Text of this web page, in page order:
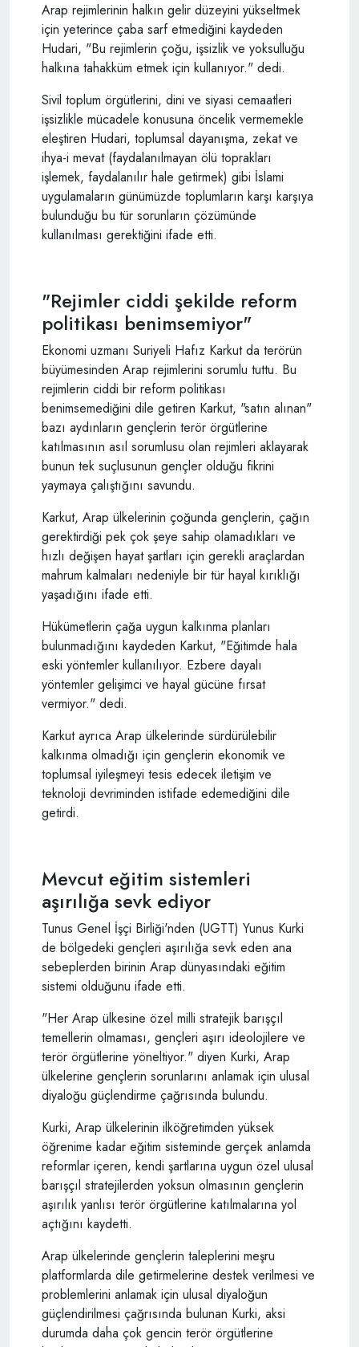
Arap rejimlerinin halkın gelir düzeyini yükseltmek
için yeterince çaba sarf etmediğini kaydeden
Hudari, "Bu rejimlerin çoğu, işsizlik ve yoksulluğu
halkına tahakküm etmek için kullanıyor." dedi.
Sivil toplum örgütlerini, dini ve siyasi cemaatleri
işsizlikle mücadele konusuna öncelik vermemekle
eleştiren Hudari, toplumsal dayanışma, zekat ve
ihya-i mevat (faydalanılmayan ölü toprakları
işlemek, faydalanılır hale getirmek) gibi İslami
uygulamaların günümüzde toplumların karşı karşıya
bulunduğu bu tür sorunların çözümünde
kullanılması gerektiğini ifade etti.
"Rejimler ciddi şekilde reform
politikası benimsemiyor"
Ekonomi uzmanı Suriyeli Hafız Karkut da terörün
büyümesinden Arap rejimlerini sorumlu tuttu. Bu
rejimlerin ciddi bir reform politikası
benimsemediğini dile getiren Karkut, "satın alınan"
bazı aydınların gençlerin terör örgütlerine
katılmasının asıl sorumlusu olan rejimleri aklayarak
bunun tek suçlusunun gençler olduğu fikrini
yaymaya çalıştığını savundu.
Karkut, Arap ülkelerinin çoğunda gençlerin, çağın
gerektirdiği pek çok şeye sahip olamadıkları ve
hızlı değişen hayat şartları için gerekli araçlardan
mahrum kalmaları nedeniyle bir tür hayal kırıklığı
yaşadığını ifade etti.
Hükümetlerin çağa uygun kalkınma planları
bulunmadığını kaydeden Karkut, "Eğitimde hala
eski yöntemler kullanılıyor. Ezbere dayalı
yöntemler gelişimci ve hayal gücüne fırsat
vermiyor." dedi.
Karkut ayrıca Arap ülkelerinde sürdürülebilir
kalkınma olmadığı için gençlerin ekonomik ve
toplumsal iyileşmeyi tesis edecek iletişim ve
teknoloji devriminden istifade edemediğini dile
getirdi.
Mevcut eğitim sistemleri
aşırılığa sevk ediyor
Tunus Genel İşçi Birliği'nden (UGTT) Yunus Kurki
de bölgedeki gençleri aşırılığa sevk eden ana
sebeplerden birinin Arap dünyasındaki eğitim
sistemi olduğunu ifade etti.
"Her Arap ülkesine özel milli stratejik barışçıl
temellerin olmaması, gençleri aşırı ideolojilere ve
terör örgütlerine yöneltiyor." diyen Kurki, Arap
ülkelerine gençlerin sorunlarını anlamak için ulusal
diyaloğu güçlendirme çağrısında bulundu.
Kurki, Arap ülkelerinin ilköğretimden yüksek
öğrenime kadar eğitim sisteminde gerçek anlamda
reformlar içeren, kendi şartlarına uygun özel ulusal
barışçıl stratejilerden yoksun olmasının gençlerin
aşırılık yanlısı terör örgütlerine katılmalarına yol
açtığını kaydetti.
Arap ülkelerinde gençlerin taleplerini meşru
platformlarda dile getirmelerine destek verilmesi ve
problemlerini anlamak için ulusal diyaloğun
güçlendirilmesi çağrısında bulunan Kurki, aksi
durumda daha çok gencin terör örgütlerine